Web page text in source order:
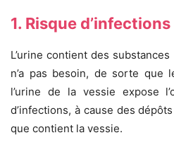
1. Risque d’infections
L’urine contient des
n’a pas besoin, de sorte que
l’urine de la vessie expose
d’infections, à cause des dépôts
que contient la vessie.